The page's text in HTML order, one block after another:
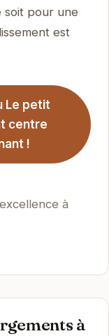
soit pour une
est
Le petit
centre
!
à
à